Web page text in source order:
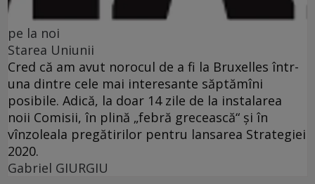
pe la noi
Starea Uniunii
Cred că am avut norocul de a fi la Bruxelles într-
una dintre cele mai interesante săptămîni
posibile. Adică, la doar 14 zile de la instalarea
noii Comisii, în plină „febră grecească“ şi în
vînzoleala pregătirilor pentru lansarea Strategiei
2020.
Gabriel GIURGIU